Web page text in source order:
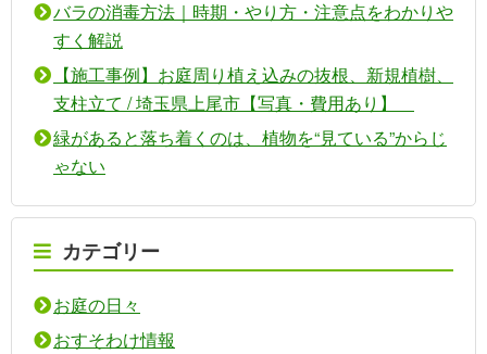
バラの消毒方法｜時期・やり方・注意点をわかりや
すく解説
【施工事例】お庭周り植え込みの抜根、新規植樹、
支柱立て / 埼玉県上尾市【写真・費用あり】
緑があると落ち着くのは、植物を“見ている”からじ
ゃない
カテゴリー
お庭の日々
おすそわけ情報